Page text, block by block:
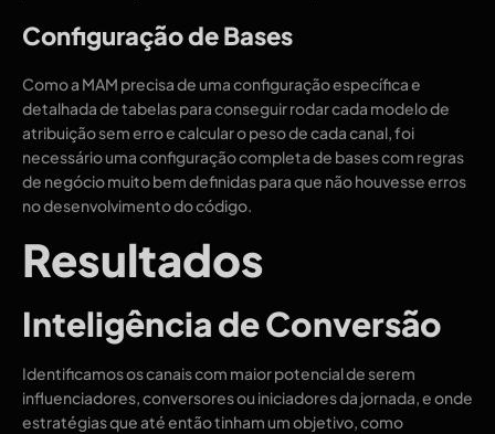
Configuração de Bases
Como a MAM precisa de uma configuração específica e
detalhada de tabelas para conseguir rodar cada modelo de
atribuição sem erro e calcular o peso de cada canal, foi
necessário uma configuração completa de bases com regras
de negócio muito bem definidas para que não houvesse erros
no desenvolvimento do código.
Resultados
Inteligência de Conversão
Identificamos os canais com maior potencial de serem
influenciadores, conversores ou iniciadores da jornada, e onde
estratégias que até então tinham um objetivo, como